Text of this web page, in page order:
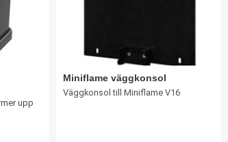
upp
Miniflame väggkonsol
Väggkonsol till Miniflame V16